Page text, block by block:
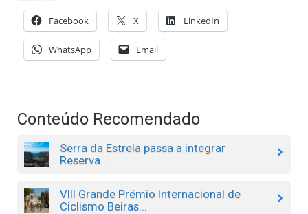
Facebook X LinkedIn
WhatsApp Email
Conteúdo Recomendado
Serra da Estrela passa a integrar
Reserva...
VIII Grande Prémio Internacional de
Ciclismo Beiras...